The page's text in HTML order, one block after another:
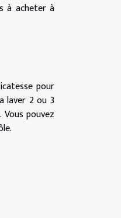
à acheter à
pour
laver 2 ou 3
pouvez